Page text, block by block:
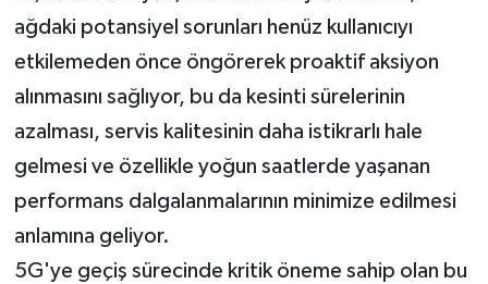
ağdaki potansiyel sorunları henüz kullanıcıyı
etkilemeden önce öngörerek proaktif aksiyon
alınmasını sağlıyor, bu da kesinti sürelerinin
azalması, servis kalitesinin daha istikrarlı hale
gelmesi ve özellikle yoğun saatlerde yaşanan
performans dalgalanmalarının minimize edilmesi
anlamına geliyor.
5G'ye geçiş sürecinde kritik öneme sahip olan bu